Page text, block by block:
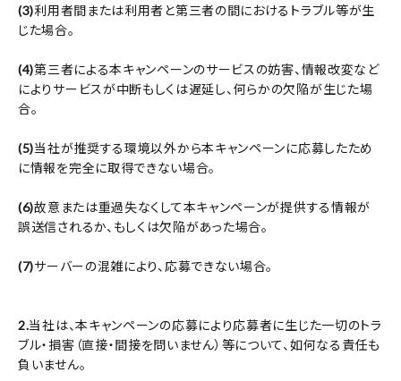
(3)利用者間または利用者と第三者の間におけるトラブル等が生
じた場合。
(4)第三者による本キャンペーンのサービスの妨害、情報改変など
によりサービスが中断もしくは遅延し、何らかの欠陥が生じた場
合。
(5)当社が推奨する環境以外から本キャンペーンに応募したため
に情報を完全に取得できない場合。
(6)故意または重過失なくして本キャンペーンが提供する情報が
誤送信されるか、もしくは欠陥があった場合。
(7)サーバーの混雑により、応募できない場合。
2.当社は、本キャンペーンの応募により応募者に生じた一切のトラ
ブル・損害（直接・間接を問いません）等について、如何なる責任も
負いません。